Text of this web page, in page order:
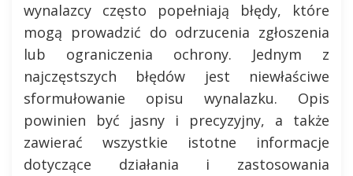
wynalazcy często popełniają błędy, które
mogą prowadzić do odrzucenia zgłoszenia
lub ograniczenia ochrony. Jednym z
najczęstszych błędów jest niewłaściwe
sformułowanie opisu wynalazku. Opis
powinien być jasny i precyzyjny, a także
zawierać wszystkie istotne informacje
dotyczące działania i zastosowania